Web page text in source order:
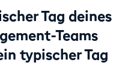
Tag deines
Teams
typischer Tag